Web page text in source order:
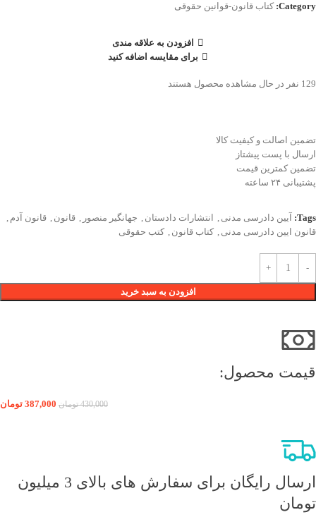
Category: کتاب قانون-قوانین حقوقی
افزودن به علاقه مندی
برای مقایسه اضافه کنید
129 نفر در حال مشاهده محصول هستند
تضمین اصالت و کیفیت کالا
ارسال با پست پیشتاز
تضمین کمترین قیمت
پشتیبانی ۲۴ ساعته
Tags: آیین دادرسی مدنی , انتشارات دادستان , جهانگیر منصور , قانون , قانون آدم ,
قانون ایین دادرسی مدنی , کتاب قانون , کتب حقوقی
افزودن به سبد خرید
قیمت محصول:​
430,000 تومان 387,000 تومان
ارسال رایگان برای سفارش های بالای 3 میلیون
تومان